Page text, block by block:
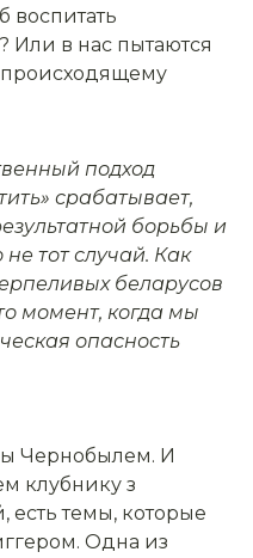
воспитать
Или в нас пытаются
происходящему
подход
срабатывает,
борьбы и
тот случай. Как
беларусов
момент, когда мы
опасность
Чернобылем. И
клубнику з
есть темы, которые
Одна из